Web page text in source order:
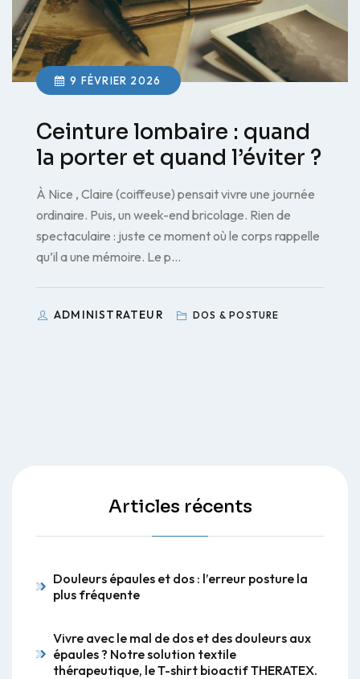
9 FÉVRIER 2026
Ceinture lombaire : quand
la porter et quand l’éviter ?
À Nice , Claire (coiffeuse) pensait vivre une journée
ordinaire. Puis, un week-end bricolage. Rien de
spectaculaire : juste ce moment où le corps rappelle
qu’il a une mémoire. Le p…
ADMINISTRATEUR DOS & POSTURE
Articles récents
Douleurs épaules et dos : l’erreur posture la
plus fréquente
Vivre avec le mal de dos et des douleurs aux
épaules ? Notre solution textile
thérapeutique, le T-shirt bioactif THERATEX.